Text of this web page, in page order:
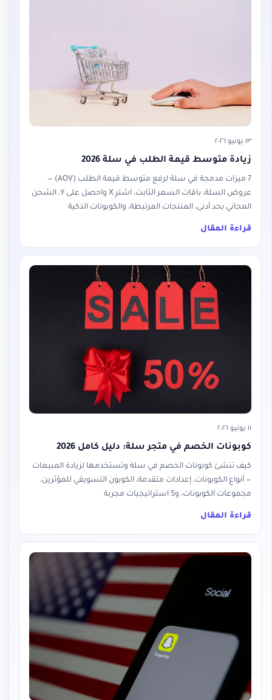
١٣ يونيو ٢٠٢٦
زيادة متوسط قيمة الطلب في سلة 2026
7 ميزات مدمجة في سلة لرفع متوسط قيمة الطلب (AOV) —
عروض السلة، باقات السعر الثابت، اشترِ X واحصل على Y، الشحن
المجاني بحد أدنى، المنتجات المرتبطة، والكوبونات الذكية
قراءة المقال
١١ يونيو ٢٠٢٦
كوبونات الخصم في متجر سلة: دليل كامل 2026
كيف تنشئ كوبونات الخصم في سلة وتستخدمها لزيادة المبيعات
— أنواع الكوبونات، إعدادات متقدمة، الكوبون التسويقي للمؤثرين،
مجموعات الكوبونات، و5 استراتيجيات مجربة
قراءة المقال